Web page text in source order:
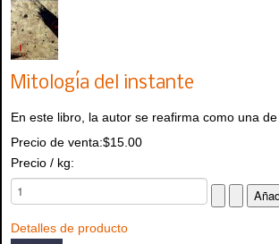
Mitología del instante
En este libro, la autor se reafirma como una de
Precio de venta:$15.00
Precio / kg:
Detalles de producto